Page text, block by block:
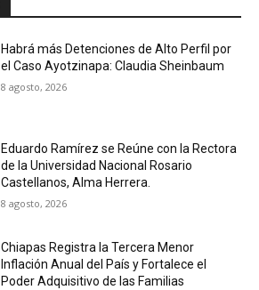
Habrá más Detenciones de Alto Perfil por
el Caso Ayotzinapa: Claudia Sheinbaum
8 agosto, 2026
Eduardo Ramírez se Reúne con la Rectora
de la Universidad Nacional Rosario
Castellanos, Alma Herrera.
8 agosto, 2026
Chiapas Registra la Tercera Menor
Inflación Anual del País y Fortalece el
Poder Adquisitivo de las Familias